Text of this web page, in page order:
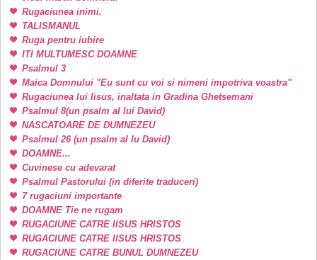
Rugaciunea inimi.
TALISMANUL
Ruga pentru iubire
ITI MULTUMESC DOAMNE
Psalmul 3
Maica Domnului "Eu sunt cu voi si nimeni impotriva voastra"
Rugaciunea lui Iisus, inaltata in Gradina Ghetsemani
Psalmul 8(un psalm al lui David)
NASCATOARE DE DUMNEZEU
Psalmul 26 (un psalm al lu David)
DOAMNE...
Cuvinese cu adevarat
Psalmul Pastorului (in diferite traduceri)
7 rugaciuni importante
DOAMNE Tie ne rugam
RUGACIUNE CATRE IISUS HRISTOS
RUGACIUNE CATRE IISUS HRISTOS
RUGACIUNE CATRE BUNUL DUMNEZEU